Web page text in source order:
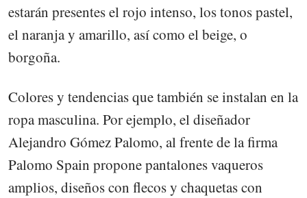
estarán presentes el rojo intenso, los tonos pastel,
el naranja y amarillo, así como el beige, o
borgoña.
Colores y tendencias que también se instalan en la
ropa masculina. Por ejemplo, el diseñador
Alejandro Gómez Palomo, al frente de la firma
Palomo Spain propone pantalones vaqueros
amplios, diseños con flecos y chaquetas con